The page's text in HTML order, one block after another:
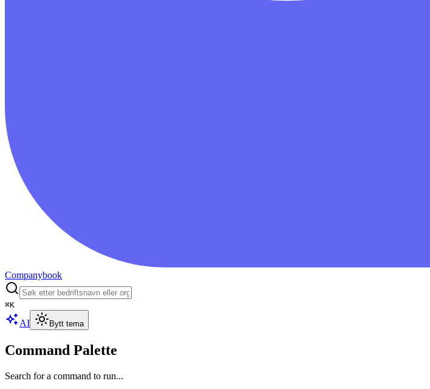
Companybook
⌘K
AI Bytt tema
Command Palette
Search for a command to run...